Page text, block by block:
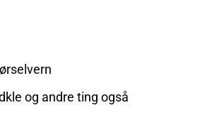
og andre ting også